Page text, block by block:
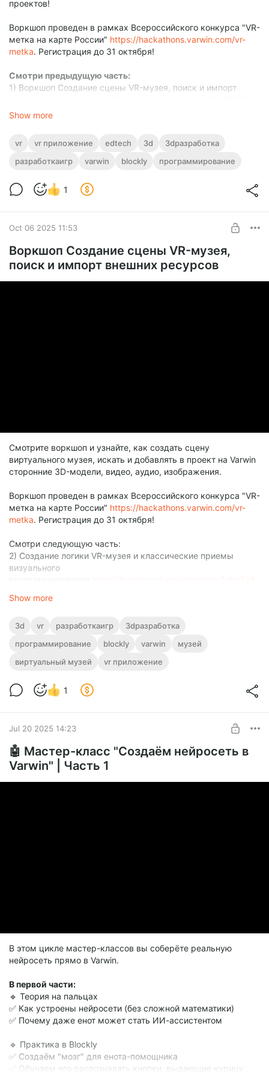
проектов!
Воркшоп проведен в рамках Всероссийского конкурса "VR-
метка на карте России" https://hackathons.varwin.com/vr-
metka. Регистрация до 31 октября!
Смотри предыдущую часть:
1) Воркшоп Cоздание сцены VR-музея, поиск и импорт
6042-431c-9a6e-89e9f6df1803?share=post_link
Show more
vr vr приложение edtech 3d
3dразработка
разработкаигр
varwin blockly программирование
1
Oct 06 2025 11:53
Воркшоп Cоздание сцены VR-музея,
поиск и импорт внешних ресурсов
Смотрите воркшоп и узнайте, как создать сцену
виртуального музея, искать и добавлять в проект на Varwin
сторонние 3D-модели, видео, аудио, изображения.
Воркшоп проведен в рамках Всероссийского конкурса "VR-
метка на карте России" https://hackathons.varwin.com/vr-
metka. Регистрация до 31 октября!
Смотри следующую часть:
2) Создание логики VR-музея и классические приемы
визуального
Show more
3d vr разработкаигр
3dразработка
программирование
blockly varwin
музей
виртуальный музей
vr приложение
1
Jul 20 2025 14:23
🤖 Мастер-класс "Создаём нейросеть в
Varwin" | Часть 1
В этом цикле мастер-классов вы соберёте реальную
нейросеть прямо в Varwin.
В первой части:
🔹 Теория на пальцах
✅ Как устроены нейросети (без сложной математики)
✅ Почему даже енот может стать ИИ-ассистентом
🔹 Практика в Blockly
✅ Создаём "мозг" для енота-помощника
✅ Обучаем его распознавать кнопки, выдающие курицу